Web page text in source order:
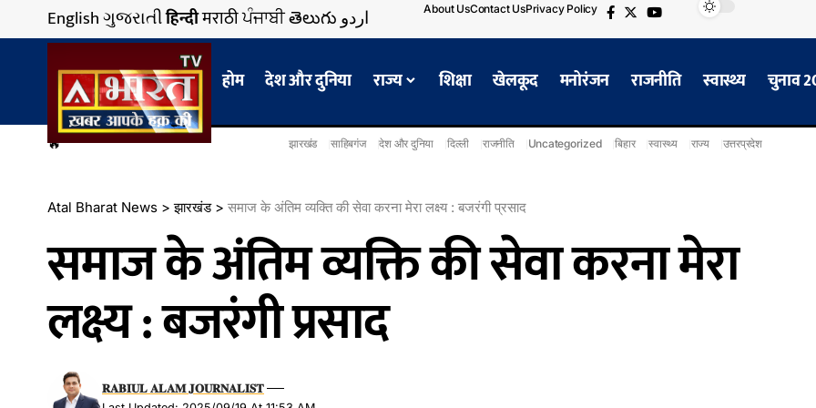
Englishગુજરાતીहिन्दीमराठीਪੰਜਾਬੀతెలుగుاردو About UsContact UsPrivacy Policy
होम देश और दुनिया राज्य शिक्षा खेलकूद मनोरंजन राजनीति स्वास्थ्य चुनाव
🔥 झारखंड साहिबगंज देश और दुनिया दिल्ली राजनीति Uncategorized बिहार स्वास्थ्य राज्य उत्तरप्रदेश
Atal Bharat News >झारखंड> समाज के अंतिम व्यक्ति की सेवा करना मेरा लक्ष्य : बजरंगी प्रसाद
समाज के अंतिम व्यक्ति की सेवा करना मेरा
लक्ष्य : बजरंगी प्रसाद
𝐑𝐀𝐁𝐈𝐔𝐋 𝐀𝐋𝐀𝐌 𝐉𝐎𝐔𝐑𝐍𝐀𝐋𝐈𝐒𝐓